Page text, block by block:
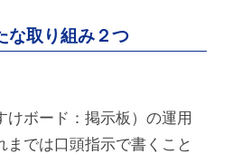
な取り組み２つ
けボード：掲示板）の運用
までは口頭指示で書くこと